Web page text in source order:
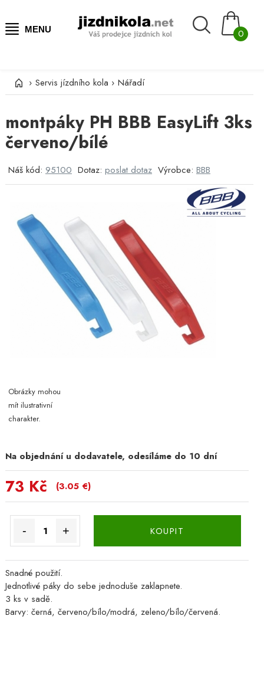
MENU 0
› Servis jízdního kola › Nářadí
montpáky PH BBB EasyLift 3ks
červeno/bílé
Náš kód: 95100 Dotaz: poslat dotaz Výrobce: BBB
Obrázky mohou
mít ilustrativní
charakter.
Na objednání u dodavatele, odesíláme do 10 dní
73 Kč (3.05 €)
- + KOUPIT
Snadné použití.
Jednotlivé páky do sebe jednoduše zaklapnete.
3 ks v sadě.
Barvy: černá, červeno/bílo/modrá, zeleno/bílo/červená.